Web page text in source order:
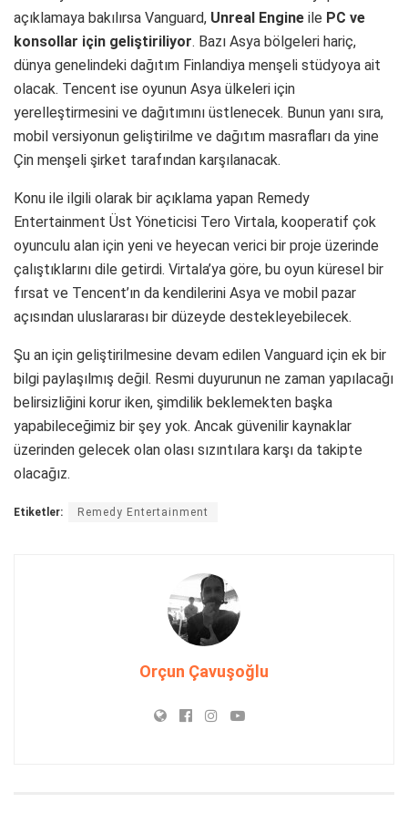
açıklamaya bakılırsa Vanguard, Unreal Engine ile PC ve
konsollar için geliştiriliyor. Bazı Asya bölgeleri hariç,
dünya genelindeki dağıtım Finlandiya menşeli stüdyoya ait
olacak. Tencent ise oyunun Asya ülkeleri için
yerelleştirmesini ve dağıtımını üstlenecek. Bunun yanı sıra,
mobil versiyonun geliştirilme ve dağıtım masrafları da yine
Çin menşeli şirket tarafından karşılanacak.
Konu ile ilgili olarak bir açıklama yapan Remedy
Entertainment Üst Yöneticisi Tero Virtala, kooperatif çok
oyunculu alan için yeni ve heyecan verici bir proje üzerinde
çalıştıklarını dile getirdi. Virtala’ya göre, bu oyun küresel bir
fırsat ve Tencent’ın da kendilerini Asya ve mobil pazar
açısından uluslararası bir düzeyde destekleyebilecek.
Şu an için geliştirilmesine devam edilen Vanguard için ek bir
bilgi paylaşılmış değil. Resmi duyurunun ne zaman yapılacağı
belirsizliğini korur iken, şimdilik beklemekten başka
yapabileceğimiz bir şey yok. Ancak güvenilir kaynaklar
üzerinden gelecek olan olası sızıntılara karşı da takipte
olacağız.
Etiketler: Remedy Entertainment
Orçun Çavuşoğlu